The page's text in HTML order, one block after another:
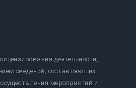
деятельности,
сведений, составляющих
мероприятий и